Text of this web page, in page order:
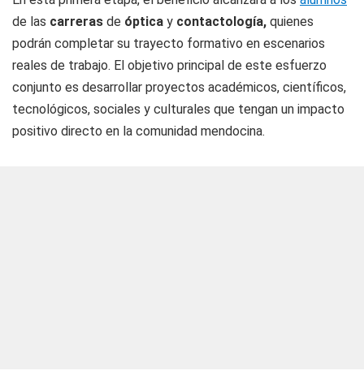
de las carreras de óptica y contactología, quienes
podrán completar su trayecto formativo en escenarios
reales de trabajo. El objetivo principal de este esfuerzo
conjunto es desarrollar proyectos académicos, científicos,
tecnológicos, sociales y culturales que tengan un impacto
positivo directo en la comunidad mendocina.